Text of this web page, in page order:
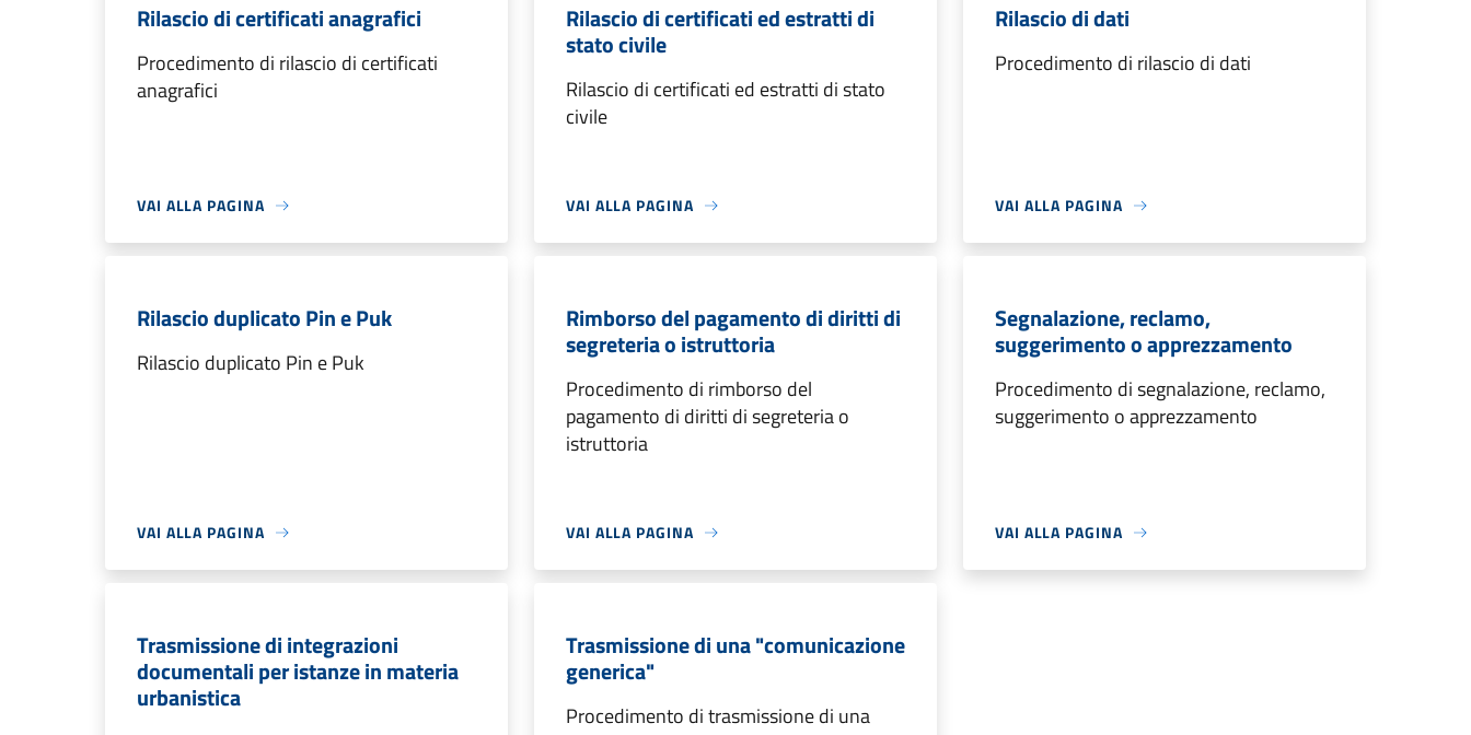
Rilascio di certificati anagrafici
Procedimento di rilascio di certificati
anagrafici
VAI ALLA PAGINA
Rilascio di certificati ed estratti di
stato civile
Rilascio di certificati ed estratti di stato
civile
VAI ALLA PAGINA
Rilascio di dati
Procedimento di rilascio di dati
VAI ALLA PAGINA
Rilascio duplicato Pin e Puk
Rilascio duplicato Pin e Puk
VAI ALLA PAGINA
Rimborso del pagamento di diritti di
segreteria o istruttoria
Procedimento di rimborso del
pagamento di diritti di segreteria o
istruttoria
VAI ALLA PAGINA
Segnalazione, reclamo,
suggerimento o apprezzamento
Procedimento di segnalazione, reclamo,
suggerimento o apprezzamento
VAI ALLA PAGINA
Trasmissione di integrazioni
documentali per istanze in materia
urbanistica
Trasmissione di una "comunicazione
generica"
Procedimento di trasmissione di una